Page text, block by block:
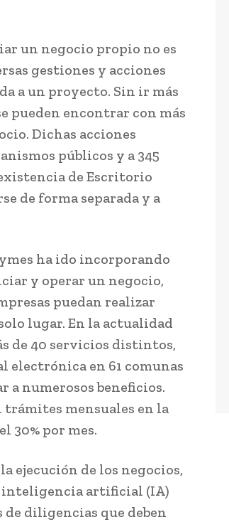
un negocio propio no es
gestiones y acciones
a un proyecto. Sin ir más
pueden encontrar con más
Dichas acciones
públicos y a 345
de Escritorio
de forma separada y a
ha ido incorporando
y operar un negocio,
puedan realizar
lugar. En la actualidad
de 40 servicios distintos,
electrónica en 61 comunas
a numerosos beneficios.
mensuales en la
30% por mes.
ejecución de los negocios,
inteligencia artificial (IA)
de diligencias que deben